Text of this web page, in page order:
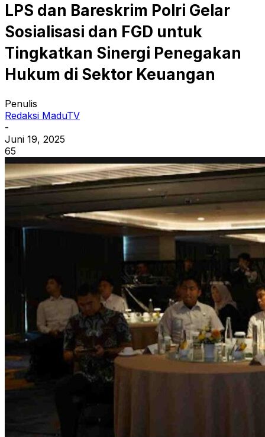
LPS dan Bareskrim Polri Gelar
Sosialisasi dan FGD untuk
Tingkatkan Sinergi Penegakan
Hukum di Sektor Keuangan
Penulis
Redaksi MaduTV
-
Juni 19, 2025
65